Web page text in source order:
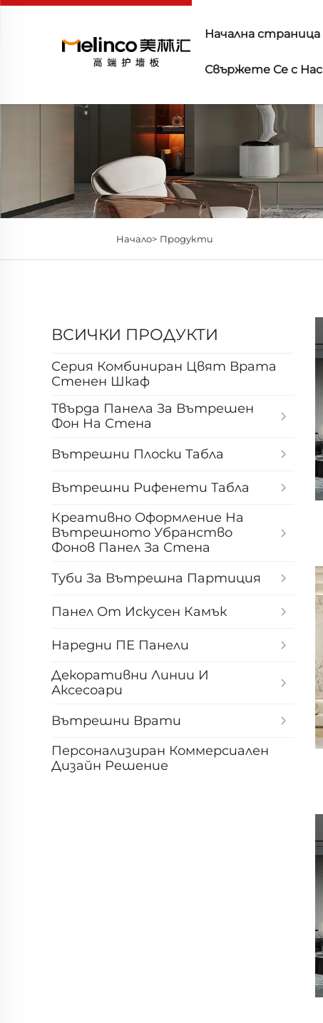
Начална страница
Свържете Се с Нас
Начало> Продукти
ВСИЧКИ ПРОДУКТИ
Серия Комбиниран Цвят Врата
Стенен Шкаф
Твърда Панела За Вътрешен
Фон На Стена
Вътрешни Плоски Табла
Вътрешни Рифенети Табла
Креативно Оформление На
Вътрешното Убранство
Фонов Панел За Стена
Туби За Вътрешна Партиция
Панел От Искусен Камък
Наредни ПЕ Панели
Декоративни Линии И
Аксесоари
Вътрешни Врати
Персонализиран Коммерсиален
Дизайн Решение